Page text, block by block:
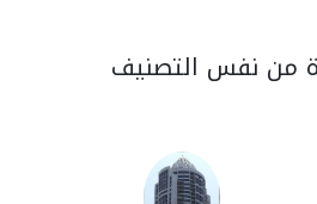
من نفس التصنيف